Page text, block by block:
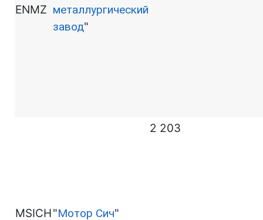
ENMZ металлургический
завод"
MSICH"Мотор Сич"
2 203